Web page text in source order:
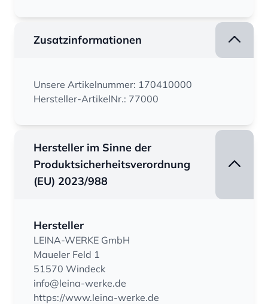
Zusatzinformationen
Unsere Artikelnummer: 170410000
Hersteller-ArtikelNr.: 77000
Hersteller im Sinne der
Produktsicherheitsverordnung
(EU) 2023/988
Hersteller
LEINA-WERKE GmbH
Maueler Feld 1
51570 Windeck
info@leina-werke.de
https://www.leina-werke.de